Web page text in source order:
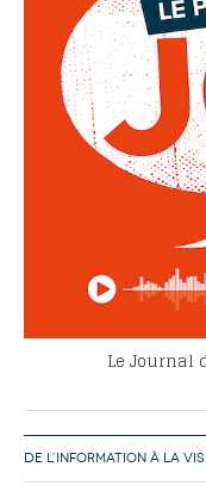
Le Journal
DE L’INFORMATION À LA